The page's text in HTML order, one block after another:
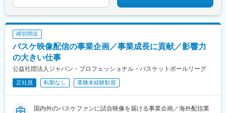
締切間近
バスケ映像配信の事業企画／事業成長に貢献／影響力
の大きい仕事
公益社団法人ジャパン・プロフェッショナル・バスケットボールリーグ
正社員 転勤なし 業種未経験歓迎
国内外のバスケファンに試合映像を届ける事業企画／海外配信業